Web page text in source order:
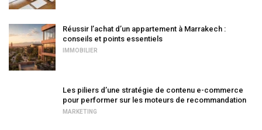
Réussir l’achat d’un appartement à Marrakech :
conseils et points essentiels
IMMOBILIER
Les piliers d’une stratégie de contenu e-commerce
pour performer sur les moteurs de recommandation
MARKETING